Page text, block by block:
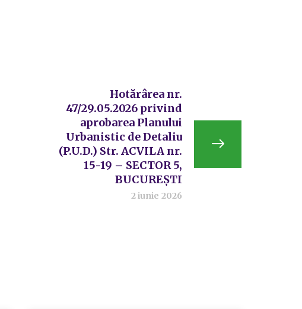
Hotărârea nr.
47/29.05.2026 privind
aprobarea Planului
Urbanistic de Detaliu
(P.U.D.) Str. ACVILA nr.
15-19 – SECTOR 5,
BUCUREȘTI
2 iunie 2026